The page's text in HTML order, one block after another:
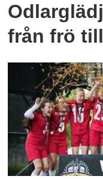
från frö